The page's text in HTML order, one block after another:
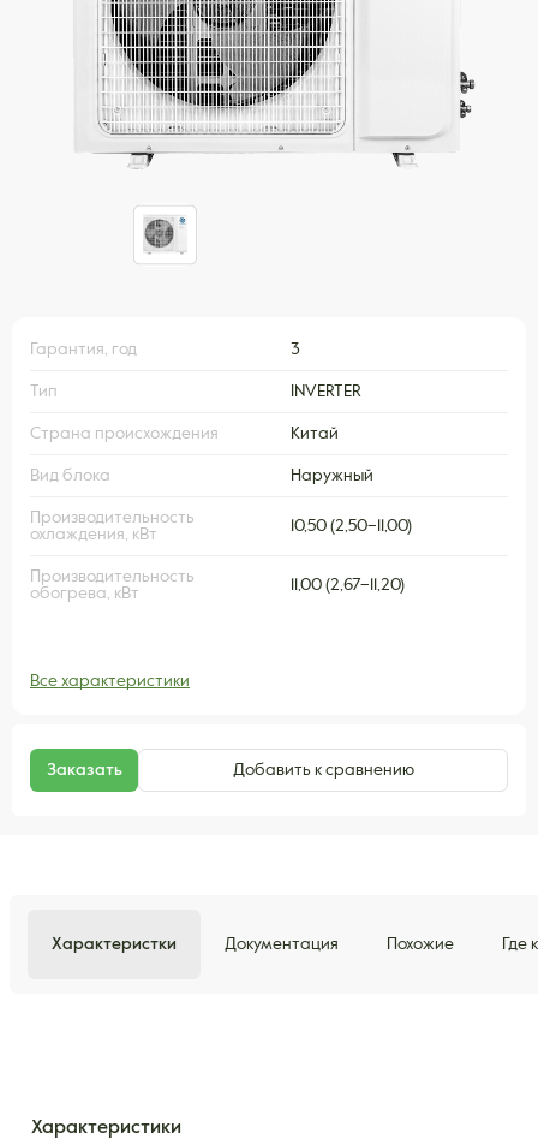
Гарантия, год 3
Тип INVERTER
Страна происхождения Китай
Вид блока Наружный
Производительность
охлаждения, кВт
10,50 (2,50–11,00)
Производительность
обогрева, кВт
11,00 (2,67–11,20)
Все характеристики
Заказать Добавить к сравнению
Характеристки Документация Похожие Где
Характеристики